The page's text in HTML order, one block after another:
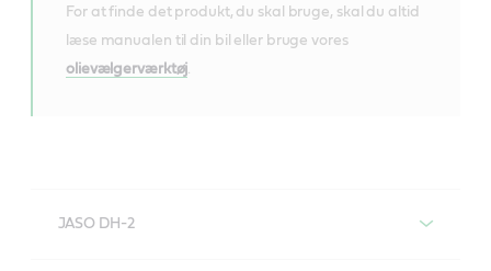
For at finde det produkt, du skal bruge, skal du altid
læse manualen til din bil eller bruge vores
olievælgerværktøj
JASO DH-2